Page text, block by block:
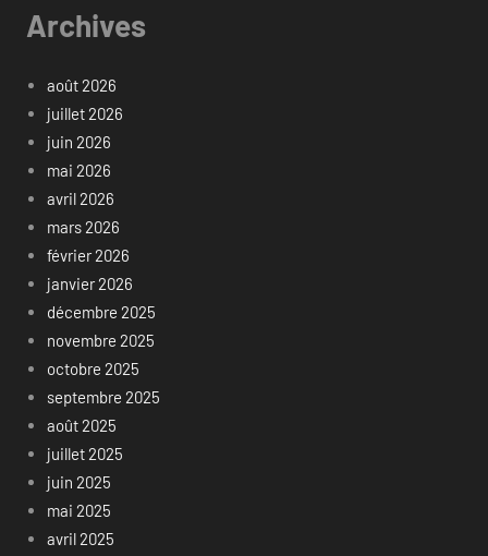
Archives
août 2026
juillet 2026
juin 2026
mai 2026
avril 2026
mars 2026
février 2026
janvier 2026
décembre 2025
novembre 2025
octobre 2025
septembre 2025
août 2025
juillet 2025
juin 2025
mai 2025
avril 2025